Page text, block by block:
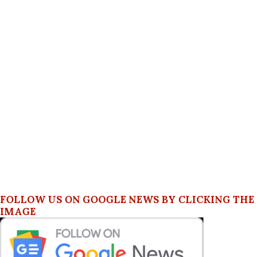
FOLLOW US ON GOOGLE NEWS BY CLICKING THE
IMAGE